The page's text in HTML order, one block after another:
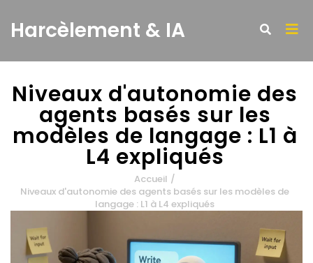
Harcèlement & IA
Niveaux d'autonomie des
agents basés sur les
modèles de langage : L1 à
L4 expliqués
Accueil /
Niveaux d'autonomie des agents basés sur les modèles de
langage : L1 à L4 expliqués